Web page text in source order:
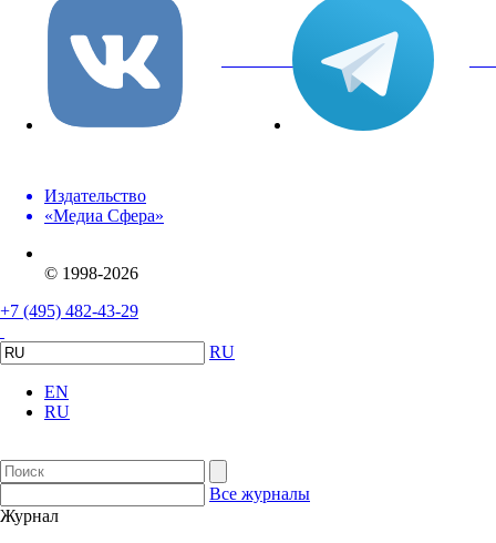
вКонтакте
Издательство
«Медиа Сфера»
© 1998-2026
+7 (495) 482-43-29
RU
EN
RU
Все журналы
Журнал